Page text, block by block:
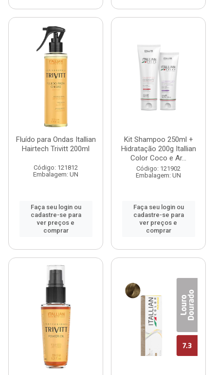
Fluído para Ondas Itallian
Hairtech Trivitt 200ml
Código: 121812
Embalagem: UN
Faça seu login ou
cadastre-se para
ver preços e
comprar
Kit Shampoo 250ml +
Hidratação 200g Itallian
Color Coco e Ar...
Código: 121902
Embalagem: UN
Faça seu login ou
cadastre-se para
ver preços e
comprar